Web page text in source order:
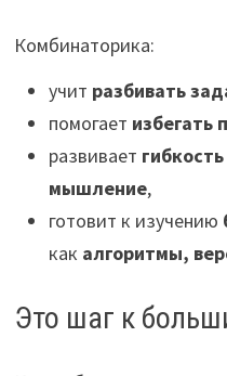
Комбинаторика:
учит разбивать
помогает избегать
развивает
мышление,
готовит к изучению
как алгоритмы,
Это шаг к